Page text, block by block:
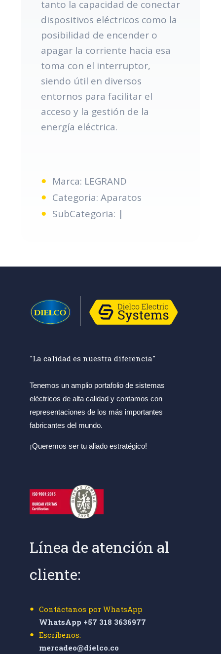
tanto la capacidad de conectar
dispositivos eléctricos como la
posibilidad de encender o
apagar la corriente hacia esa
toma con el interruptor,
siendo útil en diversos
entornos para facilitar el
acceso y la gestión de la
energía eléctrica.
Marca: LEGRAND
Categoria: Aparatos
SubCategoria: |
"La calidad es nuestra diferencia"
Tenemos un amplio portafolio de sistemas
eléctricos de alta calidad y contamos con
representaciones de los más importantes
fabricantes del mundo.
¡Queremos ser tu aliado estratégico!
Línea de atención al
cliente:
Contáctanos por WhatsApp
WhatsApp +57 318 3636977
Escríbenos:
mercadeo@dielco.co